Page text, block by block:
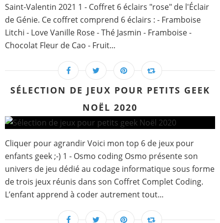
Saint-Valentin 2021 1 - Coffret 6 éclairs "rose" de l'Éclair
de Génie. Ce coffret comprend 6 éclairs : - Framboise
Litchi - Love Vanille Rose - Thé Jasmin - Framboise -
Chocolat Fleur de Cao - Fruit...
SÉLECTION DE JEUX POUR PETITS GEEK
NOËL 2020
Cliquer pour agrandir Voici mon top 6 de jeux pour
enfants geek ;-) 1 - Osmo coding Osmo présente son
univers de jeu dédié au codage informatique sous forme
de trois jeux réunis dans son Coffret Complet Coding.
L’enfant apprend à coder autrement tout...